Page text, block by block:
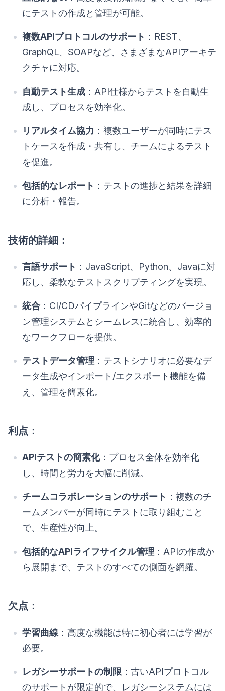
にテストの作成と管理が可能。
複数APIプロトコルのサポート ：REST、
GraphQL、SOAPなど、さまざまなAPIアーキテ
クチャに対応。
自動テスト生成 ：API仕様からテストを自動生
成し、プロセスを効率化。
リアルタイム協力 ：複数ユーザーが同時にテス
トケースを作成・共有し、チームによるテスト
を促進。
包括的なレポート ：テストの進捗と結果を詳細
に分析・報告。
技術的詳細：
言語サポート ：JavaScript、Python、Javaに対
応し、柔軟なテストスクリプティングを実現。
統合 ：CI/CDパイプラインやGitなどのバージョ
ン管理システムとシームレスに統合し、効率的
なワークフローを提供。
テストデータ管理 ：テストシナリオに必要なデ
ータ生成やインポート/エクスポート機能を備
え、管理を簡素化。
利点：
APIテストの簡素化：プロセス全体を効率化
し、時間と労力を大幅に削減。
チームコラボレーションのサポート ：複数のチ
ームメンバーが同時にテストに取り組むこと
で、生産性が向上。
包括的なAPIライフサイクル管理 ：APIの作成か
ら展開まで、テストのすべての側面を網羅。
欠点：
学習曲線：高度な機能は特に初心者には学習が
必要。
レガシーサポートの制限 ：古いAPIプロトコル
のサポートが限定的で、レガシーシステムには